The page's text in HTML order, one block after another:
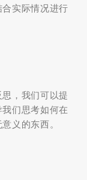
实际情况进行
，我们可以提
们思考如何在
义的东西。